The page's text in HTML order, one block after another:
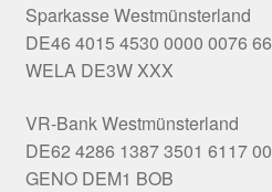
Sparkasse Westmünsterland
DE46 4015 4530 0000 0076 66
WELA DE3W XXX
VR-Bank Westmünsterland
DE62 4286 1387 3501 6117 00
GENO DEM1 BOB